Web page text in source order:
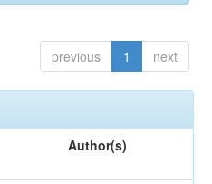
previous 1 next
Author(s)